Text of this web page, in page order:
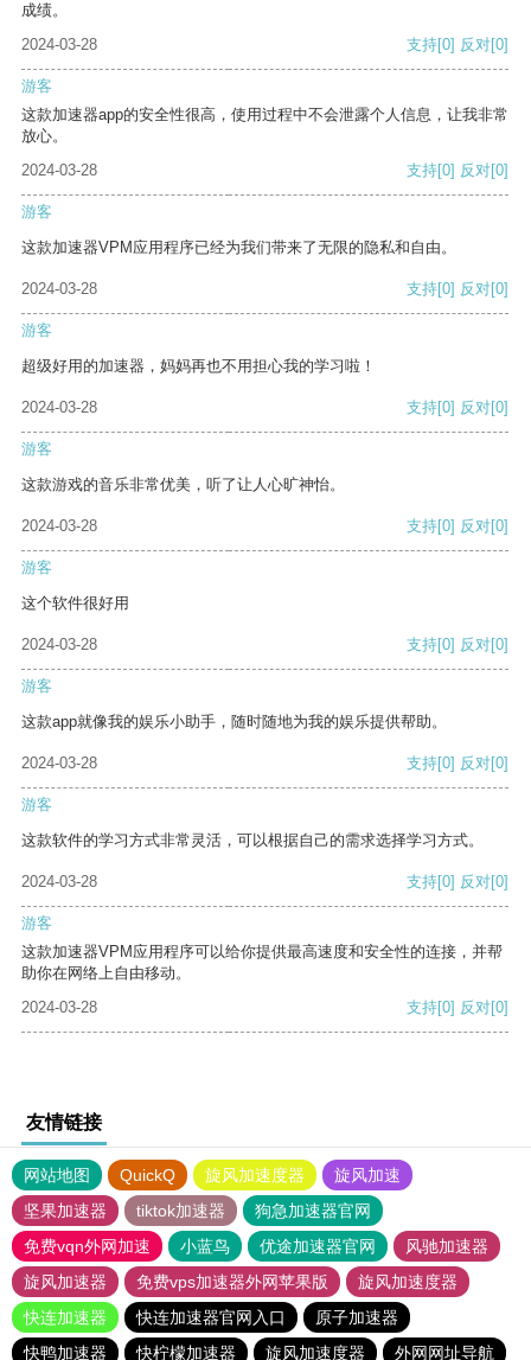
成绩。
2024-03-28
支持[0] 反对[0]
游客
这款加速器app的安全性很高，使用过程中不会泄露个人信息，让我非常
放心。
2024-03-28
支持[0] 反对[0]
游客
这款加速器VPM应用程序已经为我们带来了无限的隐私和自由。
2024-03-28 支持[0] 反对[0]
游客
超级好用的加速器，妈妈再也不用担心我的学习啦！
2024-03-28 支持[0] 反对[0]
游客
这款游戏的音乐非常优美，听了让人心旷神怡。
2024-03-28 支持[0] 反对[0]
游客
这个软件很好用
2024-03-28 支持[0] 反对[0]
游客
这款app就像我的娱乐小助手，随时随地为我的娱乐提供帮助。
2024-03-28 支持[0] 反对[0]
游客
这款软件的学习方式非常灵活，可以根据自己的需求选择学习方式。
2024-03-28 支持[0] 反对[0]
游客
这款加速器VPM应用程序可以给你提供最高速度和安全性的连接，并帮
助你在网络上自由移动。
2024-03-28
支持[0] 反对[0]
友情链接
网站地图 QuickQ 旋风加速度器
旋风加速
坚果加速器
tiktok加速器
狗急加速器官网
免费vqn外网加速
小蓝鸟 优途加速器官网
风驰加速器
旋风加速器
免费vps加速器外网苹果版
旋风加速度器
快连加速器
快连加速器官网入口
原子加速器
快鸭加速器
快柠檬加速器 旋风加速度器 外网网址导航